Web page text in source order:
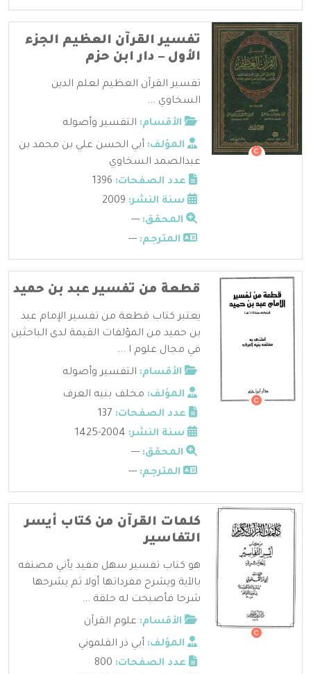
تفسير القرآن العظيم الجزء
الأول – دار ابن حزم
تفسير القرآن العظيم لعلم الدين
السخاوي ...
الأقسام: التفسير وأصوله
المؤلف: أبي الحسن علي بن محمد بن
عبدالصمد السخاوي
عدد الصفحات:
سنة النشر:
المحقق: ---
المترجم: ---
قطعة من تفسير عبد بن حميد
يعتبر كتاب قطعة من تفسير الإمام عبد
بن حميد من المؤلفات القيمة لدى الباحثين
في مجال علوم ا ...
الأقسام: التفسير وأصوله
المؤلف: مخلف بنيه العرف
عدد الصفحات:
سنة النشر:
المحقق: ---
المترجم: ---
كلمات القرآن من كتاب أيسر
التفاسير
هو كتاب تفسير سهل مفيد يأتي مصنفه
بالآية ويشرح مفرداتها أولا ثم يشرحها
شرحا فأصبحت له حلقة ...
الأقسام: علوم القرآن
المؤلف: أبي ذر القلموني
عدد الصفحات: